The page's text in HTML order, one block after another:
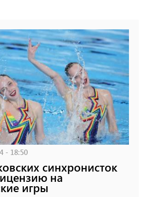
- 18:50
синхронисток
на
игры